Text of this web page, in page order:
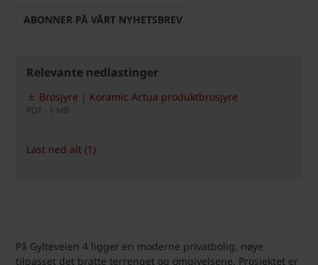
ABONNER PÅ VÅRT NYHETSBREV
Relevante nedlastinger
Brosjyre | Koramic Actua produktbrosjyre
PDF - 1 MB
Last ned alt (1)
På Gylteveien 4 ligger en moderne privatbolig, nøye
tilpasset det bratte terrenget og omgivelsene. Prosjektet er